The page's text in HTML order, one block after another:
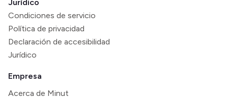
Jurídico
Condiciones de servicio
Política de privacidad
Declaración de accesibilidad
Jurídico
Empresa
Acerca de Minut